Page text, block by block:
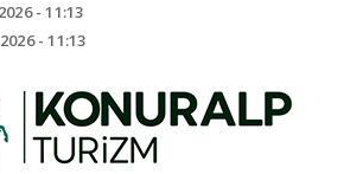
- 11:13
- 11:13